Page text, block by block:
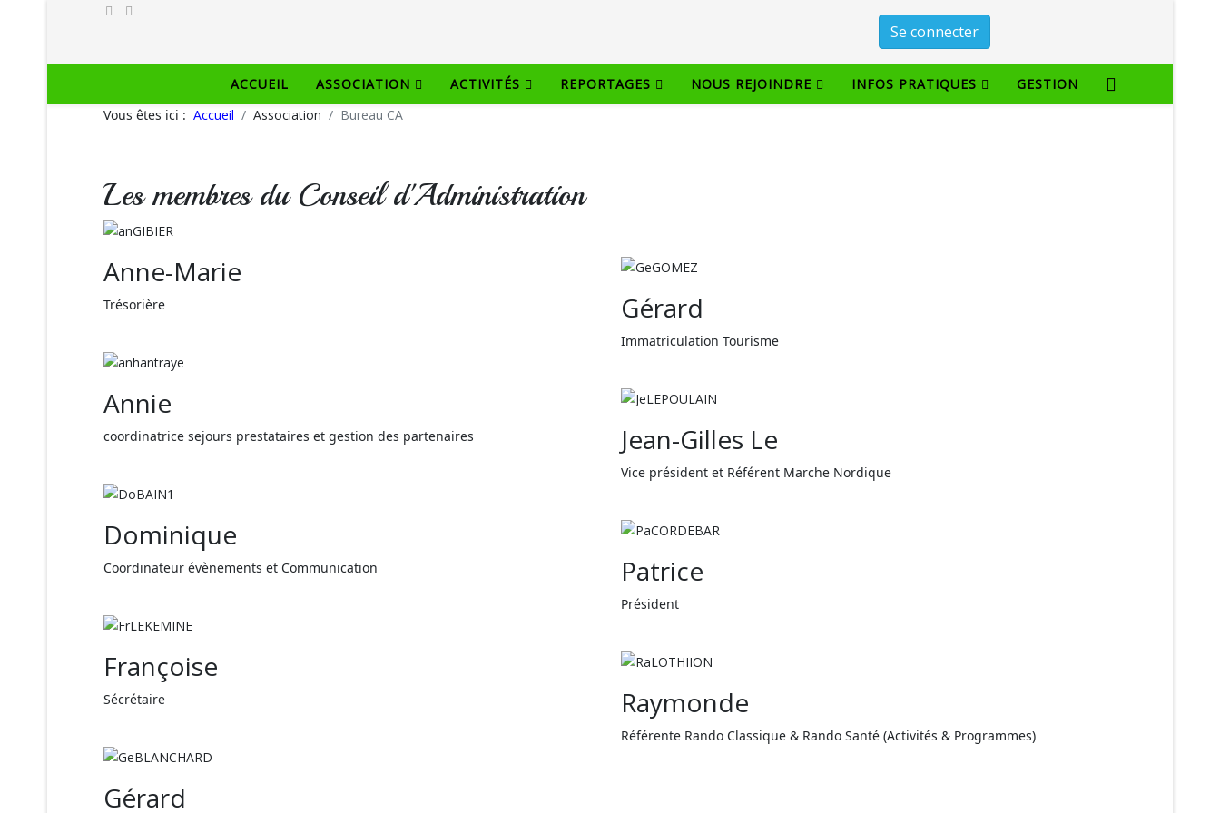
Se connecter
ACCUEIL ASSOCIATION ACTIVITÉS REPORTAGES NOUS REJOINDRE INFOS PRATIQUES
GESTION
Vous êtes ici : Accueil Association Bureau CA
Les membres du Conseil d'Administration
Anne-Marie
Trésorière
Annie
coordinatrice sejours prestataires et gestion des partenaires
Dominique
Coordinateur évènements et Communication
Françoise
Sécrétaire
Gérard
Gérard
Immatriculation Tourisme
Jean-Gilles Le
Vice président et Référent Marche Nordique
Patrice
Président
Raymonde
Référente Rando Classique & Rando Santé (Activités & Programmes)